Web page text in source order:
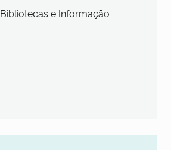
e Informação